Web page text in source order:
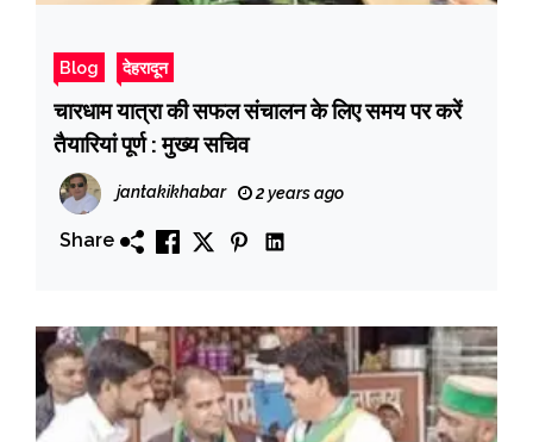
Blog देहरादून
चारधाम यात्रा की सफल संचालन के लिए समय पर करें
तैयारियां पूर्ण : मुख्य सचिव
jantakikhabar 2 years ago
Share